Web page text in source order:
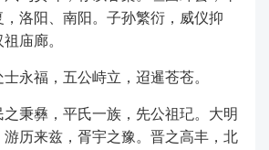
，洛阳、南阳。子孙繁衍，威仪抑
庙廊。
永福，五公峙立，迢暹苍苍。
秉彝，平氏一族，先公祖玘。大明
历来兹，胥宇之豫。晋之高丰，北